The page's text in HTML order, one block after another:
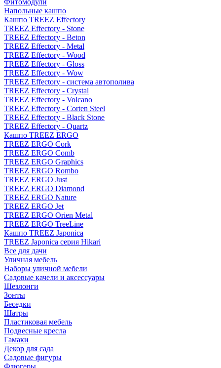
Фитомодули
Напольные кашпо
Кашпо TREEZ Effectory
TREEZ Effectory - Stone
TREEZ Effectory - Beton
TREEZ Effectory - Metal
TREEZ Effectory - Wood
TREEZ Effectory - Gloss
TREEZ Effectory - Wow
TREEZ Effectory - система автополива
TREEZ Effectory - Crystal
TREEZ Effectory - Volcano
TREEZ Effectory - Corten Steel
TREEZ Effectory - Black Stone
TREEZ Effectory - Quartz
Кашпо TREEZ ERGO
TREEZ ERGO Cork
TREEZ ERGO Comb
TREEZ ERGO Graphics
TREEZ ERGO Rombo
TREEZ ERGO Just
TREEZ ERGO Diamond
TREEZ ERGO Nature
TREEZ ERGO Jet
TREEZ ERGO Orien Metal
TREEZ ERGO TreeLine
Кашпо TREEZ Japonica
TREEZ Japonica серия Hikari
Все для дачи
Уличная мебель
Наборы уличной мебели
Садовые качели и аксессуары
Шезлонги
Зонты
Беседки
Шатры
Пластиковая мебель
Подвесные кресла
Гамаки
Декор для сада
Садовые фигуры
Флюгеры